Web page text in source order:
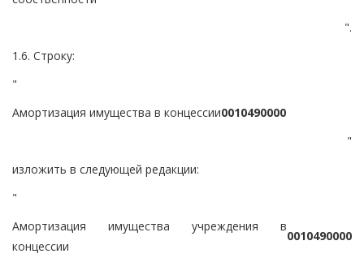
".
1.6. Строку:
"
Амортизация имущества в концессии0010490000
"
изложить в следующей редакции:
"
Амортизация имущества учреждения в
концессии
0010490000